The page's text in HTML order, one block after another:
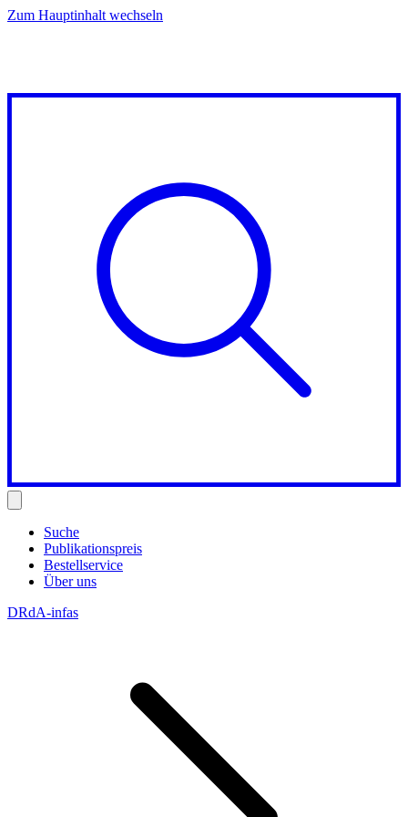
Zum Hauptinhalt wechseln
Suche
Publikationspreis
Bestellservice
Über uns
DRdA-infas